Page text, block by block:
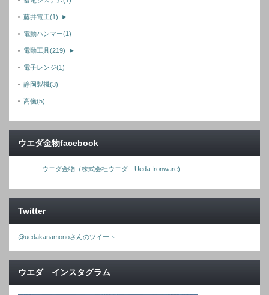
藤井電工(1) ►
電動ハンマー(1)
電動工具(219) ►
電子レンジ(1)
静岡製機(3)
高儀(5)
ウエダ金物facebook
ウエダ金物（株式会社ウエダ Ueda Ironware)
Twitter
@uedakanamonoさんのツイート
ウエダ インスタグラム